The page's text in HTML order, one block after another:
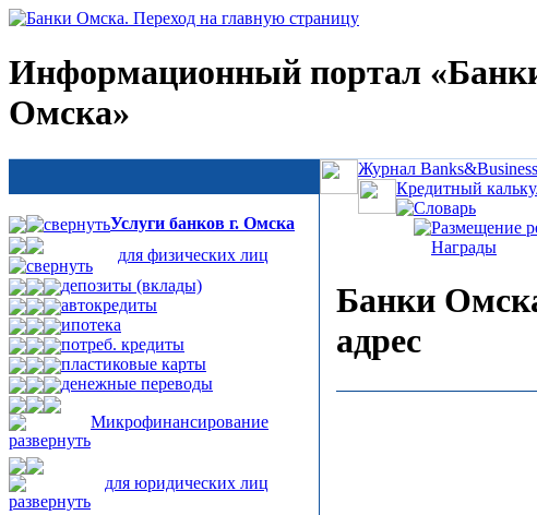
Информационный портал
Омска»
Услуги банков г. Омска
для физических лиц
депозиты (вклады)
автокредиты
ипотека
потреб. кредиты
пластиковые карты
денежные переводы
Микрофинансирование
для юридических лиц
Журнал Banks&Business
Кредитный
Словарь
Размещение
Награды
Банки
адрес